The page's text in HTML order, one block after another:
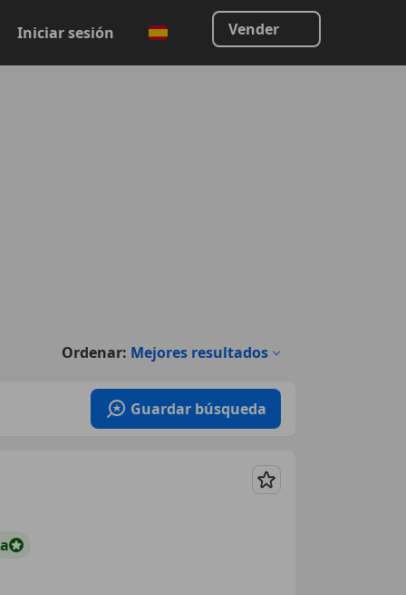
Iniciar sesión Vender
Ordenar: Mejores resultados
Guardar búsqueda
Guardar